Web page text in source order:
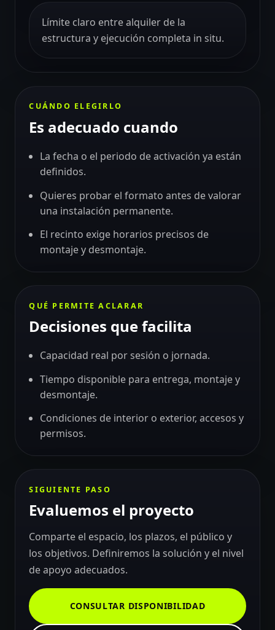
Límite claro entre alquiler de la
estructura y ejecución completa in situ.
CUÁNDO ELEGIRLO
Es adecuado cuando
La fecha o el periodo de activación ya están
definidos.
Quieres probar el formato antes de valorar
una instalación permanente.
El recinto exige horarios precisos de
montaje y desmontaje.
QUÉ PERMITE ACLARAR
Decisiones que facilita
Capacidad real por sesión o jornada.
Tiempo disponible para entrega, montaje y
desmontaje.
Condiciones de interior o exterior, accesos y
permisos.
SIGUIENTE PASO
Evaluemos el proyecto
Comparte el espacio, los plazos, el público y
los objetivos. Definiremos la solución y el nivel
de apoyo adecuados.
CONSULTAR DISPONIBILIDAD